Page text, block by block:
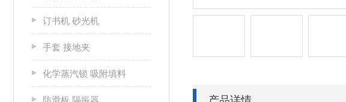
订书机 砂光机
手套 接地夹
化学蒸汽锁 吸附填料
防滑板 隔振器